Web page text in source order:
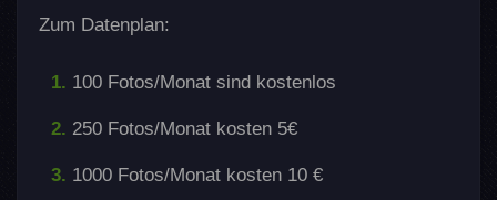
Zum Datenplan:
100 Fotos/Monat sind kostenlos
250 Fotos/Monat kosten 5€
1000 Fotos/Monat kosten 10 €